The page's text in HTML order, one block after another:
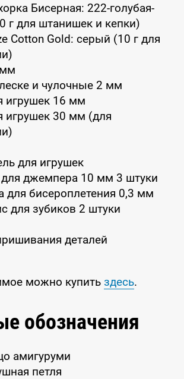
Бисерная: 222-голубая-
г для штанишек и кепки)
Cotton Gold: серый (10 г для
и чулочные 2 мм
игрушек 16 мм
игрушек 30 мм (для
для игрушек
джемпера 10 мм 3 штуки
для бисероплетения 0,3 мм
для зубиков 2 штуки
деталей
можно купить здесь.
обозначения
амигуруми
петля